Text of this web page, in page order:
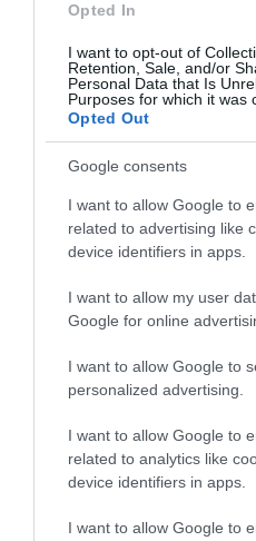
Opted In
I want to opt-out of
Retention, Sale, and/or
Personal Data that Is
Purposes for which it was
Opted Out
Google consents
I want to allow Google to
related to advertising like
device identifiers in apps.
I want to allow my user
Google for online
I want to allow Google to
personalized advertising.
I want to allow Google to
related to analytics like
device identifiers in apps.
I want to allow Google to
szürke.
Operába, színházba
viseljünk
Az öltözködési alapok
döntenünk, hogy milyen
legjobb választás
az elegáns vonalat
is felejtős, hiszen nem a
kedvelik a márkás
Egyesek azért teszik le a
mellett, mint amilyen a
cipőkollekció széles
lábbelik között
darabok, így egyetlen